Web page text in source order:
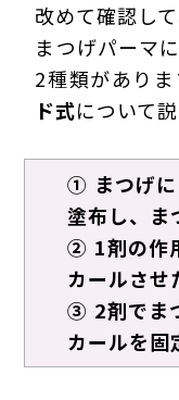
改めて確認し
まつげパーマ
2種類があり
ド式について説
① まつげに
塗布し、ま
② 1剤の作
カールさせ
③ 2剤でま
カールを固